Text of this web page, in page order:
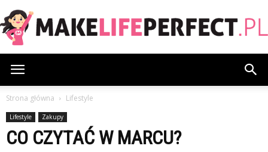
Strona główna Lifestyle
Lifestyle Zakupy
CO CZYTAĆ W MARCU?